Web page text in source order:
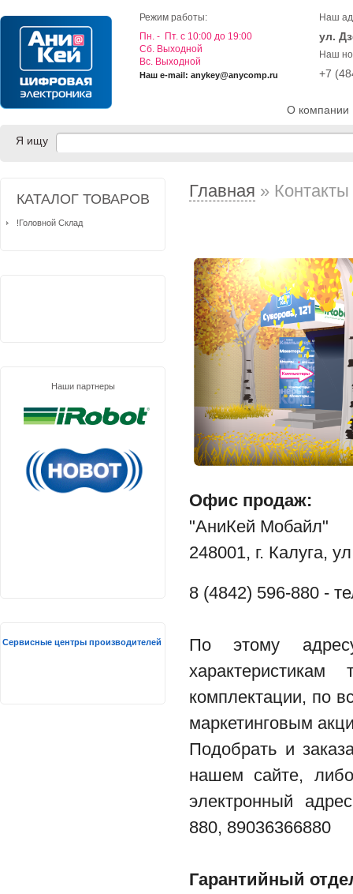
О компании
Режим работы:
Пн. - Пт. с 10:00 до 19:00
Cб. Выходной
Вс. Выходной
Наш e-mail: anykey@anycomp.ru
Наш
ул.
Наш
+7
Я ищу
Главная » Контакты
Офис продаж:
"АниКей Мобайл"
248001, г. Калуга,
8 (4842) 596-880 -
По этому
комплектации, по
маркетинговым
Подобрать и
нашем сайте,
электронный
880, 89036366880
Гарантийный
КАТАЛОГ ТОВАРОВ
!Головной Склад
Наши партнеры
Сервисные центры производителей